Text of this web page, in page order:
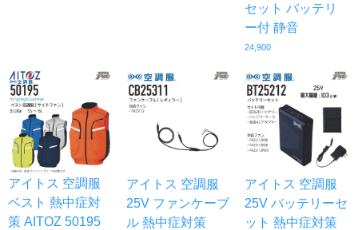
セット バッテリ
ー付 静音
24,900
アイトス 空調服
ベスト 熱中症対
策 AITOZ 50195
アイトス 空調服
25V ファンケーブ
ル 熱中症対策
アイトス 空調服
25V バッテリーセ
ット 熱中症対策